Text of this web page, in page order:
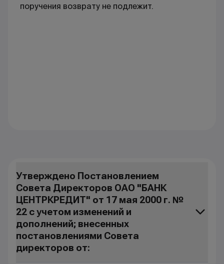
поручения возврату не подлежит.
Утверждено Постановлением
Совета Директоров ОАО "БАНК
ЦЕНТРКРЕДИТ" от 17 мая 2000 г. №
22 с учетом изменений и
дополнений; внесенных
постановлениями Совета
директоров от: